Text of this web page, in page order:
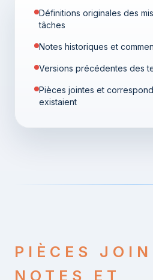
Définitions originales des
tâches
Notes historiques et
Versions précédentes des
Pièces jointes et
existaient
PIÈCES
NOTES ET